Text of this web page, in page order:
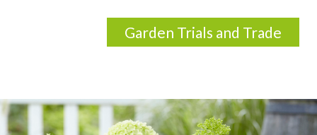
Garden Trials and Trade